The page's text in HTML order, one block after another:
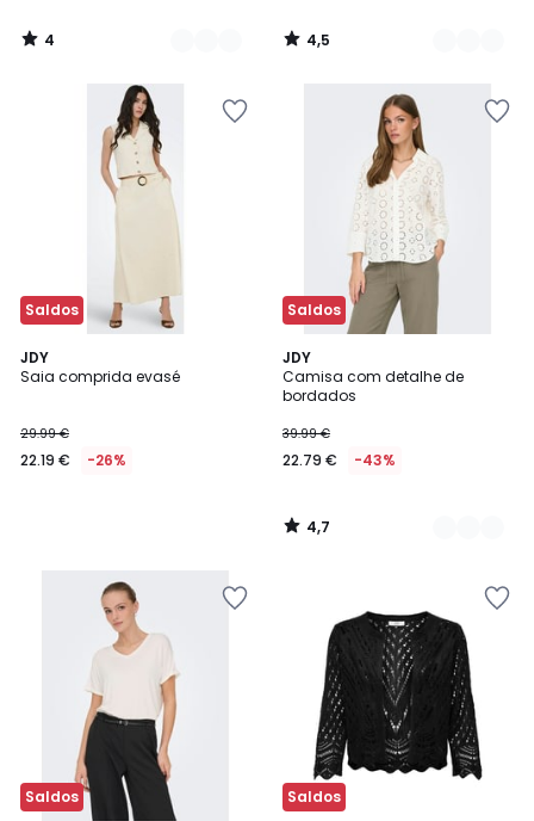
4
/
4,5
/
Saldos
JDY
Saia comprida evasé
29.99 €
22.19 € -26%
Saldos
JDY
Camisa com detalhe de
bordados
39.99 €
22.79 € -43%
4,7
/ 5
3
Cores
4,7
/
Saldos Saldos